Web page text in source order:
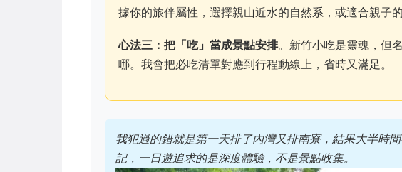
據你的旅伴屬性，選擇親山近水的自然系，或適合親子的
心法三：把「吃」當成景點安排。新竹小吃是靈魂，但
哪。我會把必吃清單對應到行程動線上，省時又滿足。
我犯過的錯就是第一天排了內灣又排南寮，結果大半時
記，一日遊追求的是深度體驗，不是景點收集。